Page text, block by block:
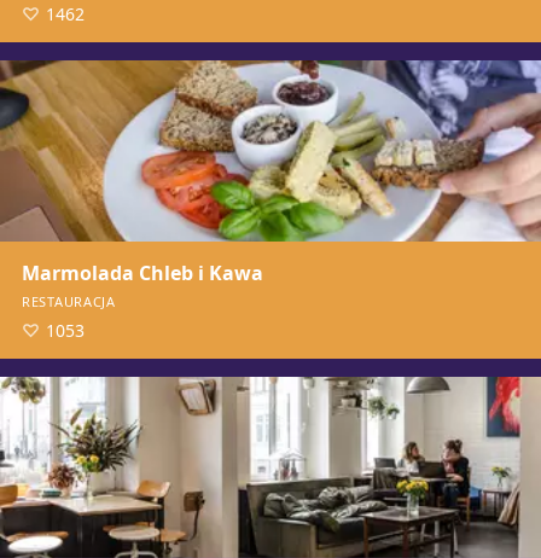
1462
Marmolada Chleb i Kawa
RESTAURACJA
1053